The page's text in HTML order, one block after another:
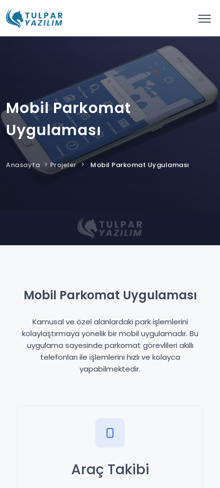
Mobil Parkomat
Uygulaması
Anasayfa Projeler Mobil Parkomat Uygulaması
Mobil Parkomat Uygulaması
Kamusal ve özel alanlardaki park işlemlerini
kolaylaştırmaya yönelik bir mobil uygulamadır. Bu
uygulama sayesinde parkomat görevlileri akıllı
telefonları ile işlemlerini hızlı ve kolayca
yapabilmektedir.
Araç Takibi